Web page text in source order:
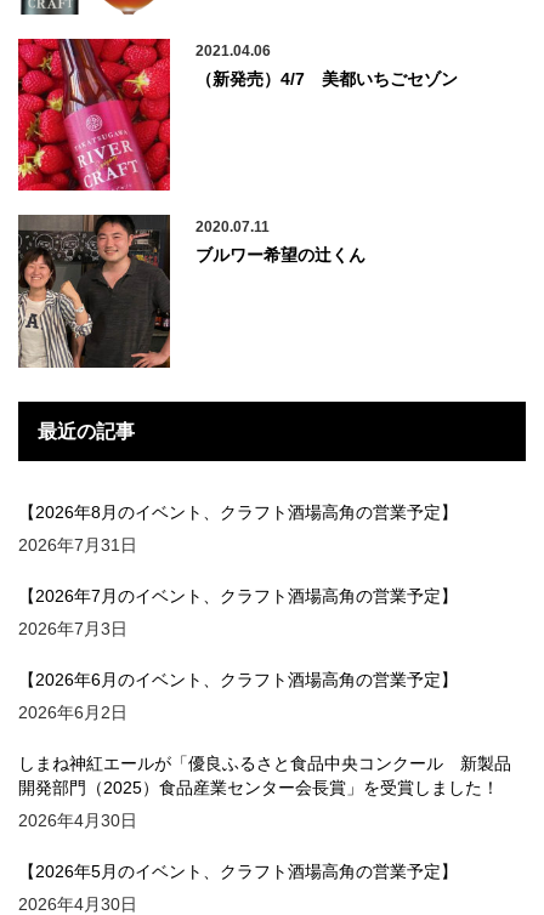
2021.04.06
（新発売）4/7 美都いちごセゾン
2020.07.11
ブルワー希望の辻くん
最近の記事
【2026年8月のイベント、クラフト酒場高角の営業予定】
2026年7月31日
【2026年7月のイベント、クラフト酒場高角の営業予定】
2026年7月3日
【2026年6月のイベント、クラフト酒場高角の営業予定】
2026年6月2日
しまね神紅エールが「優良ふるさと食品中央コンクール 新製品
開発部門（2025）食品産業センター会長賞」を受賞しました！
2026年4月30日
【2026年5月のイベント、クラフト酒場高角の営業予定】
2026年4月30日